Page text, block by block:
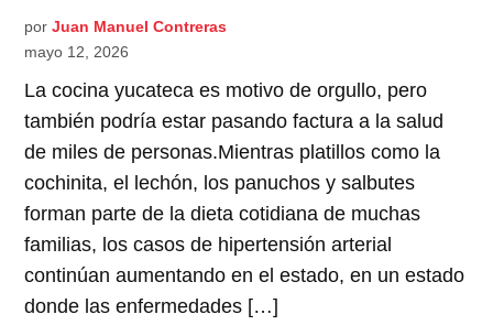
por Juan Manuel Contreras
mayo 12, 2026
La cocina yucateca es motivo de orgullo, pero
también podría estar pasando factura a la salud
de miles de personas.Mientras platillos como la
cochinita, el lechón, los panuchos y salbutes
forman parte de la dieta cotidiana de muchas
familias, los casos de hipertensión arterial
continúan aumentando en el estado, en un estado
donde las enfermedades […]